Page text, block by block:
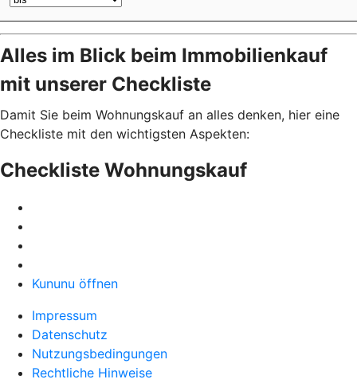
Alles im Blick beim Immobilienkauf
mit unserer Checkliste
Damit Sie beim Wohnungskauf an alles denken, hier eine
Checkliste mit den wichtigsten Aspekten:
Checkliste Wohnungskauf
Kununu öffnen
Impressum
Datenschutz
Nutzungsbedingungen
Rechtliche Hinweise